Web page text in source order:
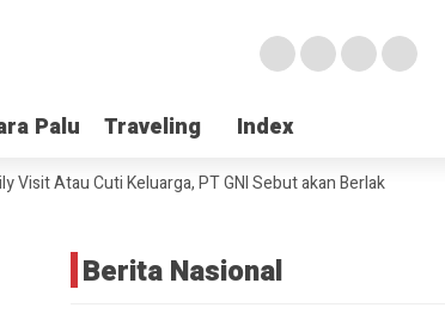
Palu Traveling Index
Palu Traveling Index
Atau Cuti Keluarga, PT GNI Sebut akan Berlaku Januari 2027
Berita Nasional